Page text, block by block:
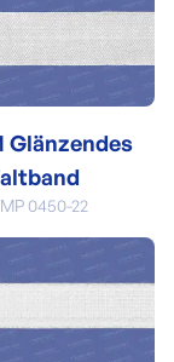
Glänzendes
0450-22